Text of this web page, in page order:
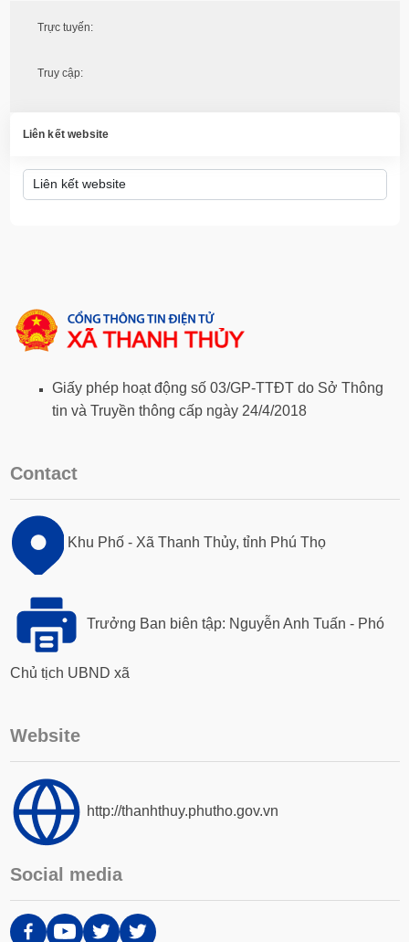
Trực tuyến:
Truy cập:
Liên kết website
Giấy phép hoạt động số 03/GP-TTĐT do Sở Thông
tin và Truyền thông cấp ngày 24/4/2018
Contact
Khu Phố - Xã Thanh Thủy, tỉnh Phú Thọ
Trưởng Ban biên tập: Nguyễn Anh Tuấn - Phó
Chủ tịch UBND xã
Website
http://thanhthuy.phutho.gov.vn
Social media